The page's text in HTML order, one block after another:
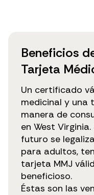
Beneficios
Tarjeta
Un certificado
medicinal y una
manera de
en West
futuro se
para adultos,
tarjeta MMJ
beneficioso.
Éstas son las